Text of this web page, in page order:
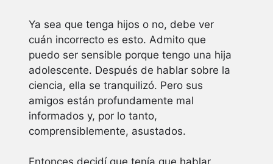
Ya sea que tenga hijos o no, debe ver
cuán incorrecto es esto. Admito que
puedo ser sensible porque tengo una hija
adolescente. Después de hablar sobre la
ciencia, ella se tranquilizó. Pero sus
amigos están profundamente mal
informados y, por lo tanto,
comprensiblemente, asustados.
Entonces decidí que tenía que hablar.